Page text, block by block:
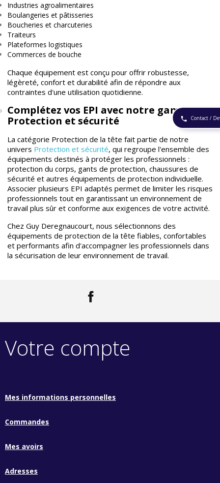
phone Contact /
Industries agroalimentaires
Boulangeries et pâtisseries
Boucheries et charcuteries
Traiteurs
Plateformes logistiques
Commerces de bouche
Chaque équipement est conçu pour offrir robustesse,
légèreté, confort et durabilité afin de répondre aux
contraintes d'une utilisation quotidienne.
Complétez vos EPI avec notre gamme
Protection et sécurité
La catégorie Protection de la tête fait partie de notre
univers Protection et sécurité, qui regroupe l'ensemble des
équipements destinés à protéger les professionnels :
protection du corps, gants de protection, chaussures de
sécurité et autres équipements de protection individuelle.
Associer plusieurs EPI adaptés permet de limiter les risques
professionnels tout en garantissant un environnement de
travail plus sûr et conforme aux exigences de votre activité.
Chez Guy Deregnaucourt, nous sélectionnons des
équipements de protection de la tête fiables, confortables
et performants afin d'accompagner les professionnels dans
la sécurisation de leur environnement de travail.
Votre compte
Mes informations personnelles
Commandes
Mes avoirs
Adresses